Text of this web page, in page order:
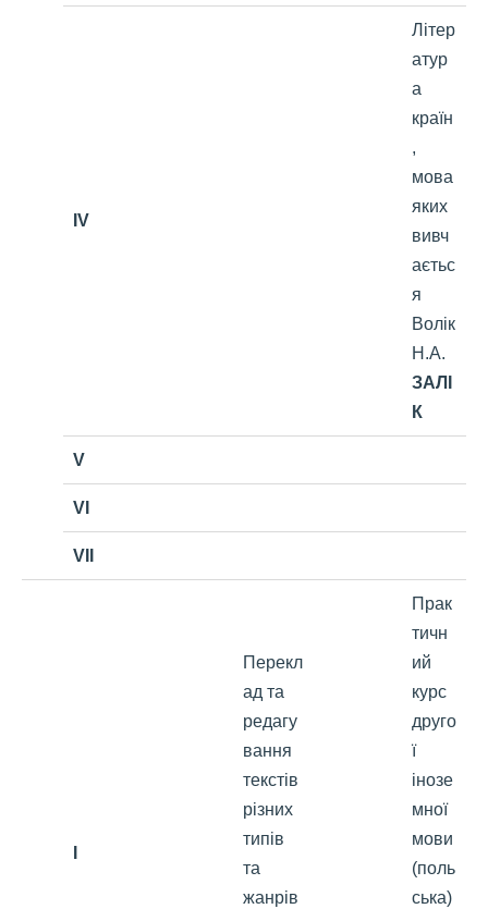
IV
Літер
атур
а
країн
,
мова
яких
вивч
аєтьс
я
Волік
Н.А.
ЗАЛІ
К
V
VI
VII
Перекл
ад та
редагу
вання
текстів
різних
типів
та
жанрів
Прак
тичн
ий
курс
друго
ї
інозе
мної
мови
(поль
ська)